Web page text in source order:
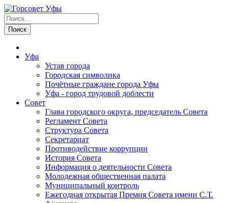
Уфа
Устав города
Городская символика
Почётные граждане города Уфы
Уфа - город трудовой доблести
Совет
Глава городского округа, председатель Совета
Регламент Совета
Структура Совета
Секретариат
Противодействие коррупции
История Совета
Информация о деятельности Совета
Молодежная общественная палата
Муниципальный контроль
Ежегодная открытая Премия Совета имени С.Т.